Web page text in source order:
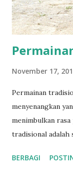
upaya-upaya dan
hubungan
November 17,
Permainan
menyenangkan
menimbulkan rasa
tradisional adalah
daerah tersebut.
BERBAGI